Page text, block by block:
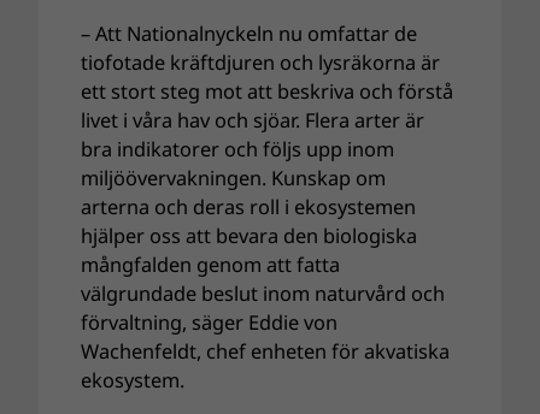
– Att Nationalnyckeln nu omfattar de
tiofotade kräftdjuren och lysräkorna är
ett stort steg mot att beskriva och förstå
livet i våra hav och sjöar. Flera arter är
bra indikatorer och följs upp inom
miljöövervakningen. Kunskap om
arterna och deras roll i ekosystemen
hjälper oss att bevara den biologiska
mångfalden genom att fatta
välgrundade beslut inom naturvård och
förvaltning, säger Eddie von
Wachenfeldt, chef enheten för akvatiska
ekosystem.